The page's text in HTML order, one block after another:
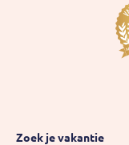
Zoek je vakantie